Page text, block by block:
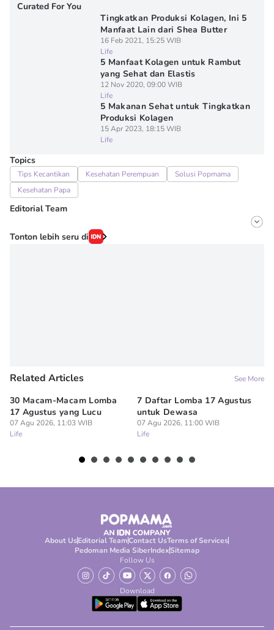
Curated For You
Tingkatkan Produksi Kolagen, Ini 5
Manfaat Lain dari Shea Butter
16 Feb 2021, 15:25 WIB
Life
5 Manfaat Kolagen untuk Rambut
yang Sehat dan Elastis
12 Nov 2020, 09:00 WIB
Life
5 Makanan Sehat untuk Tingkatkan
Produksi Kolagen
15 Apr 2023, 18:15 WIB
Life
Topics
Tips Kecantikan Kesehatan Perempuan
Solusi Popmama
Kesehatan Papa
Editorial Team
Editor
Irma ediarti mardiyah
Tonton lebih seru di
Related Articles See More
30 Macam-Macam Lomba
17 Agustus yang Lucu
07 Agu 2026, 11:03 WIB
Life
7 Daftar Lomba 17 Agustus
untuk Dewasa
07 Agu 2026, 11:00 WIB
Life
About UsEditorial TeamContact UsTerms of Services
Pedoman Media SiberIndexSitemap
Follow Us
Download